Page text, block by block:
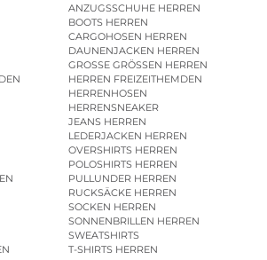
ANZUGSSCHUHE HERREN
BOOTS HERREN
CARGOHOSEN HERREN
DAUNENJACKEN HERREN
GROSSE GRÖSSEN HERREN
HERREN FREIZEITHEMDEN
HERRENHOSEN
HERRENSNEAKER
JEANS HERREN
LEDERJACKEN HERREN
OVERSHIRTS HERREN
POLOSHIRTS HERREN
PULLUNDER HERREN
RUCKSÄCKE HERREN
SOCKEN HERREN
SONNENBRILLEN HERREN
SWEATSHIRTS
T-SHIRTS HERREN